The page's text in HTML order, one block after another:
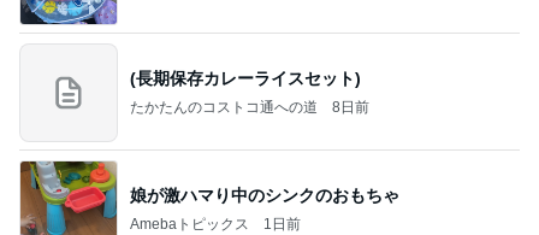
(長期保存カレーライスセット)
たかたんのコストコ通への道 8日前
娘が激ハマり中のシンクのおもちゃ
Amebaトピックス 1日前